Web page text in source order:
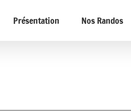
Présentation Nos Randos